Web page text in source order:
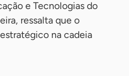
e Tecnologias do
ressalta que o
na cadeia